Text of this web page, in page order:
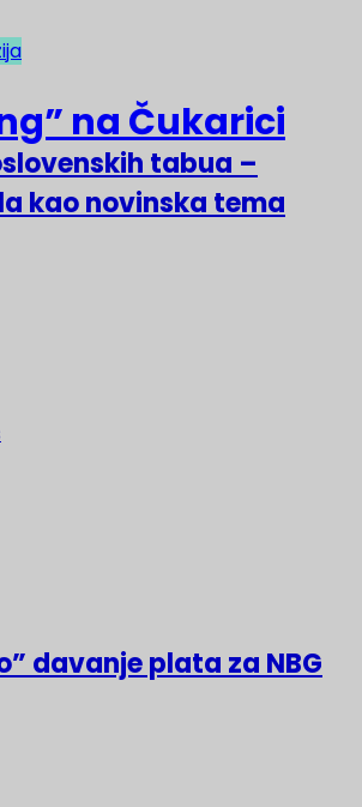
tabua –
kao novinska tema
davanje plata za NBG
na Čukarici